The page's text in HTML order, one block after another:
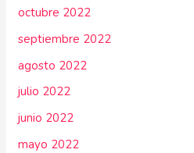
octubre 2022
septiembre 2022
agosto 2022
julio 2022
junio 2022
mayo 2022